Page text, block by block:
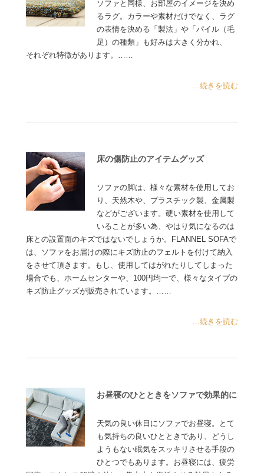
ソファと同様、お部屋のイメージを決め
るラグ。カラーや素材だけでなく、ラグ
の表情を決める「製法」や「パイル（毛
足）の種類」も好みは大きく分かれ、
それぞれ特徴があります。……
...続きを読む
床の傷防止のアイテムグッズ
ソファの脚は、様々な素材を使用してお
り、天然木や、プラスチック製、金属製
などがございます。硬い素材を使用して
いることが多い為、やはり気になるのは
床との設置面のキズではないでしょうか。FLANNEL SOFAで
は、ソファをお届けの際にキズ防止のフェルトを付けて納入
をさせて頂きます。もし、使用してはがれたりしてしまった
場合でも、ホームセンターや、100円均一で、様々なタイプの
キズ防止グッズが販売されています。……
...続きを読む
お昼寝のひとときをソファで効果的に
天気の良い休日にソファでお昼寝。とて
も気持ちの良いひとときであり、どうし
ようもない眠気をスッキリさせる手段の
ひとつでもあります。お昼寝には、疲労